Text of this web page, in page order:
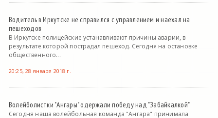
Водитель в Иркутске не справился с управлением и наехал на
пешеходов
В Иркутске полицейские устанавливают причины аварии, в
результате которой пострадал пешеход. Сегодня на остановке
общественного...
20:25, 28 января 2018 г.
Волейболистки "Ангары" одержали победу над "Забайкалкой"
Сегодня наша волейбольная команда "Ангара" принимала